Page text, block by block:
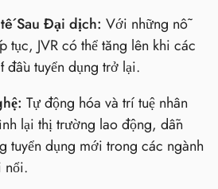
Sau Đại dịch: Với những nỗ
tục, JVR có thể tăng lên khi các
đầu tuyển dụng trở lại.
Tự động hóa và trí tuệ nhân
lại thị trường lao động, dẫn
tuyển dụng mới trong các ngành
nổi.